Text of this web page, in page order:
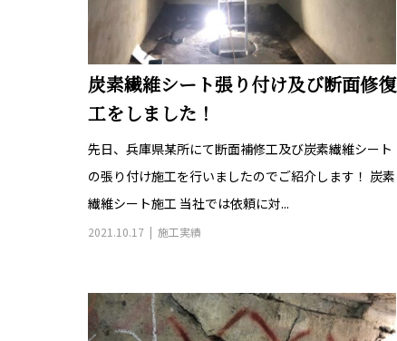
炭素繊維シート張り付け及び断面修復
工をしました！
先日、兵庫県某所にて断面補修工及び炭素繊維シート
の張り付け施工を行いましたのでご紹介します！ 炭素
繊維シート施工 当社では依頼に対...
2021.10.17 施工実績